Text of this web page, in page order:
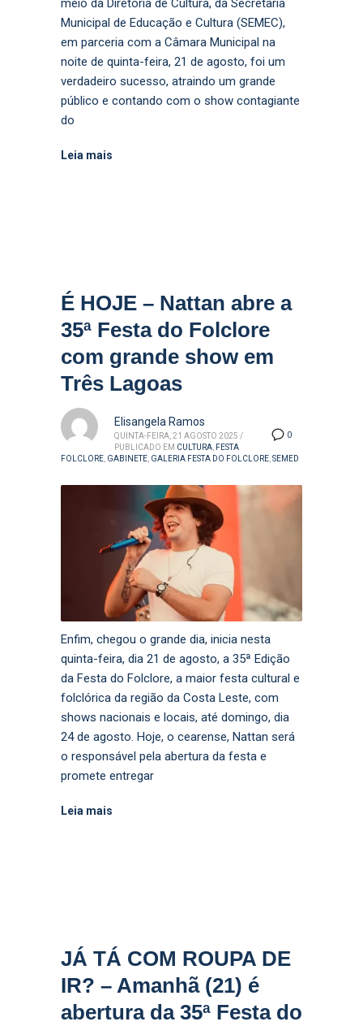
meio da Diretoria de Cultura, da Secretaria
Municipal de Educação e Cultura (SEMEC),
em parceria com a Câmara Municipal na
noite de quinta-feira, 21 de agosto, foi um
verdadeiro sucesso, atraindo um grande
público e contando com o show contagiante
do
Leia mais
É HOJE – Nattan abre a
35ª Festa do Folclore
com grande show em
Três Lagoas
0
Elisangela Ramos
QUINTA-FEIRA, 21 AGOSTO 2025 /
PUBLICADO EM CULTURA FESTA
FOLCLORE GABINETE GALERIA FESTA DO FOLCLORE SEMED
Enfim, chegou o grande dia, inicia nesta
quinta-feira, dia 21 de agosto, a 35ª Edição
da Festa do Folclore, a maior festa cultural e
folclórica da região da Costa Leste, com
shows nacionais e locais, até domingo, dia
24 de agosto. Hoje, o cearense, Nattan será
o responsável pela abertura da festa e
promete entregar
Leia mais
JÁ TÁ COM ROUPA DE
IR? – Amanhã (21) é
abertura da 35ª Festa do